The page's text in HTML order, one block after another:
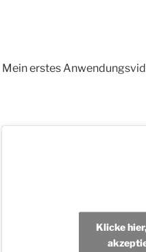
Mein erstes
Klicke